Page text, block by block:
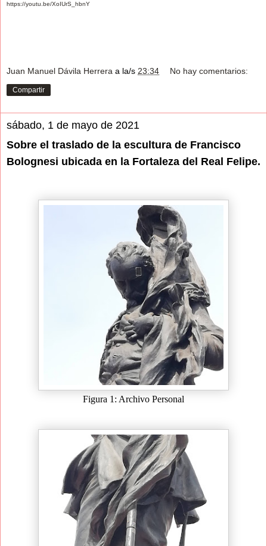
https://youtu.be/XoIUrS_hbnY
Juan Manuel Dávila Herrera a la/s 23:34 No hay comentarios:
Compartir
sábado, 1 de mayo de 2021
Sobre el traslado de la escultura de Francisco
Bolognesi ubicada en la Fortaleza del Real Felipe.
Figura 1: Archivo Personal